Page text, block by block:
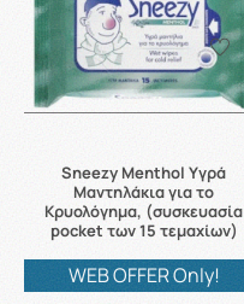
Sneezy Menthol Υγρά
Μαντηλάκια για το
Κρυολόγημα, (συσκευασία
pocket των 15 τεμαχίων)
WEB OFFER Only!